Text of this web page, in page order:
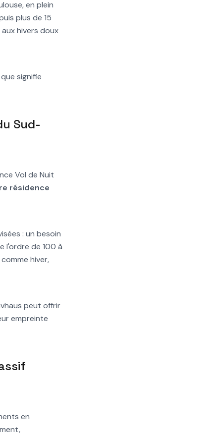
en plein
plus de 15
hivers doux
signifie
Sud-
Vol de Nuit
résidence
: un besoin
l'ordre de 100 à
hiver,
peut offrir
empreinte
en